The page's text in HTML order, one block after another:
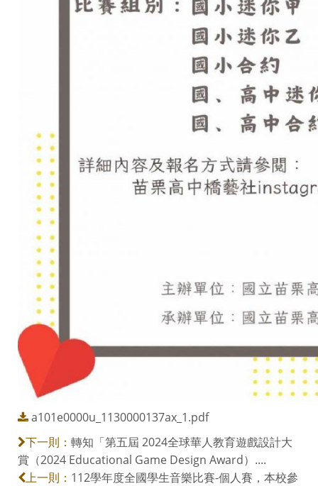
a101e0000u_1130000137ax_1.pdf
下一則： 轉知「第五屆 2024全球華人教育遊戲設計大
賞（2024 Educational Game Design Award）....
上一則： 112學年度全國學生音樂比賽-個人賽，本校參